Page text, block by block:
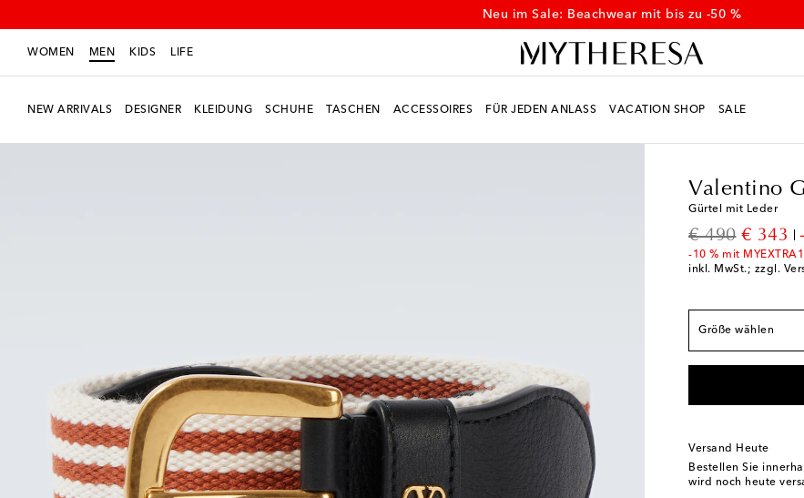
Neu im Sale: Beachwear mit bis zu -50 %
WOMEN MEN KIDS LIFE
NEW ARRIVALS DESIGNER KLEIDUNG SCHUHE TASCHEN ACCESSOIRES FÜR JEDEN ANLASS VACATION SHOP SALE
Valentino
Gürtel mit Leder
€ 490
original price
€ 343
-10 % mit
inkl. MwSt.; zzgl.
Größe wählen
85CM Geringe
95CM Auf die
100CM Auf die
110CM Auf die
Versand Heute
Bestellen Sie
wird noch heute